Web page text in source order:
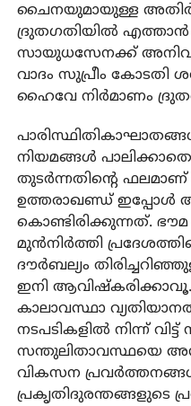
ചൈനയുമായുള്ള
ദ്രുതഗതിയിൽ എത്താൻ
സായുധസേനക്ക്
വാദം സുപ്രീം കോടതി
ഹൈവേ നിർമാണം
നിയമങ്ങൾ
തുടർന്നതിന്റെ
ഉത്തരാഖണ്ഡ് ഇപ്പോൾ
കൊണ്ടിരിക്കുന്നത്.
മുൻനിർത്തി
ദൗർബല്യം
ഇനി
കാലാവസ്ഥാ
നടപടികളിൽ നിന്ന്
സന്തുലിതാവസ്ഥയെ
വികസന പ്രവർത്തനങ്ങൾ
പ്രകൃതിദുരന്തങ്ങളുടെ